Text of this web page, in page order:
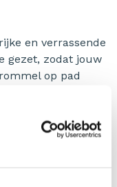
en verrassende
gezet, zodat jouw
op pad
smaken en